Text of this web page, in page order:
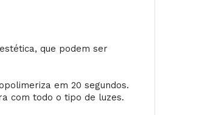
que podem ser
em 20 segundos.
com todo o tipo de luzes.